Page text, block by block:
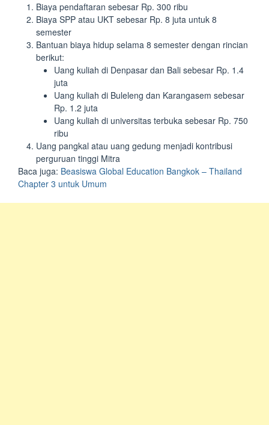
Biaya pendaftaran sebesar Rp. 300 ribu
Biaya SPP atau UKT sebesar Rp. 8 juta untuk 8
semester
Bantuan biaya hidup selama 8 semester dengan rincian
berikut:
Uang kuliah di Denpasar dan Bali sebesar Rp. 1.4
juta
Uang kuliah di Buleleng dan Karangasem sebesar
Rp. 1.2 juta
Uang kuliah di universitas terbuka sebesar Rp. 750
ribu
Uang pangkal atau uang gedung menjadi kontribusi
perguruan tinggi Mitra
Baca juga: Beasiswa Global Education Bangkok – Thailand
Chapter 3 untuk Umum